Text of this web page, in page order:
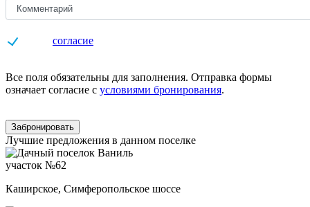
согласие
Все поля обязательны для заполнения. Отправка формы
означает согласие с условиями бронирования.
Забронировать
Лучшие предложения в данном поселке
участок №62
Каширское, Симферопольское шоссе